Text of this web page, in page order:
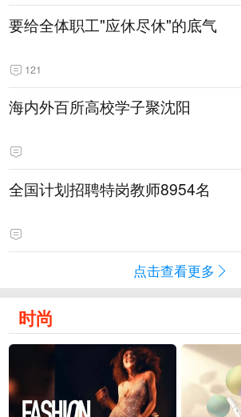
要给全体职工"应休尽休"的底气
121
海内外百所高校学子聚沈阳
全国计划招聘特岗教师8954名
点击查看更多
时尚